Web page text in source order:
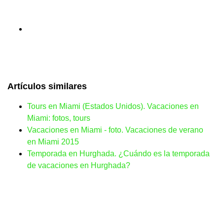
Artículos similares
Tours en Miami (Estados Unidos). Vacaciones en
Miami: fotos, tours
Vacaciones en Miami - foto. Vacaciones de verano
en Miami 2015
Temporada en Hurghada. ¿Cuándo es la temporada
de vacaciones en Hurghada?